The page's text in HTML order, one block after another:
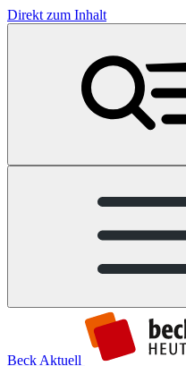
Direkt zum Inhalt
Beck Aktuell